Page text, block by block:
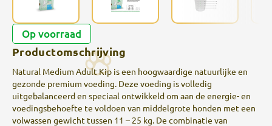
Op voorraad
Productomschrijving
Natural Medium Adult Kip is een hoogwaardige natuurlijke en
gezonde premium voeding. Deze voeding is volledig
uitgebalanceerd en speciaal ontwikkeld om aan de energie- en
voedingsbehoefte te voldoen van middelgrote honden met een
volwassen gewicht tussen 11 – 25 kg. De combinatie van